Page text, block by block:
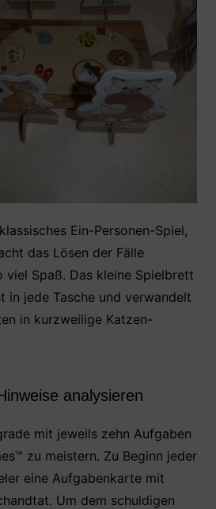
Ein-Personen-Spiel,
das Lösen der Fälle
viel Spaß. Das kleine Spielbrett
in jede Tasche und verwandelt
in kurzweilige Katzen-
analysieren
mit jeweils zehn Aufgaben
zu meistern. Zu Beginn jeder
eine Aufgabenkarte mit
Um dem schuldigen